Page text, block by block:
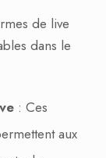
de live
dans le
: Ces
aux